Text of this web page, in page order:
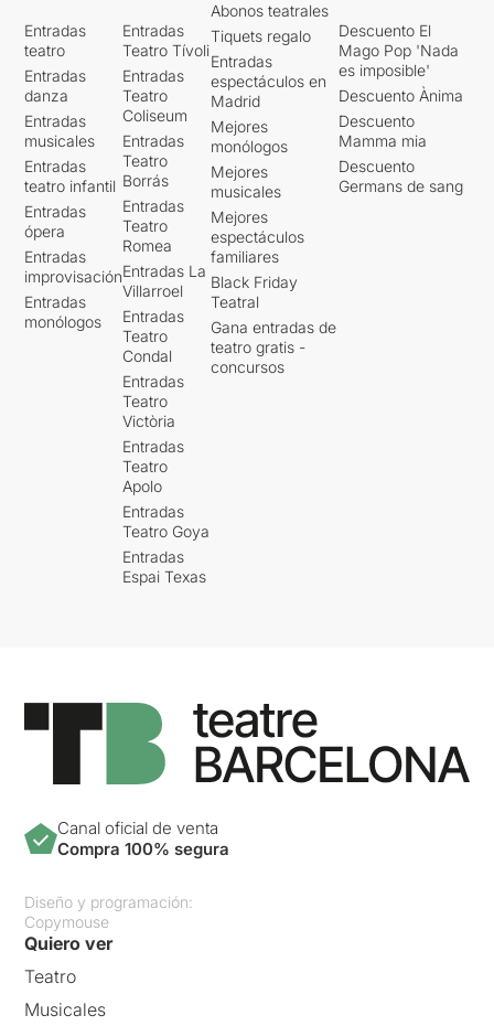
Entradas
teatro
Entradas
danza
Entradas
musicales
Entradas
teatro infantil
Entradas
ópera
Entradas
improvisación
Entradas
monólogos
Entradas
Teatro Tívoli
Entradas
Teatro
Coliseum
Entradas
Teatro
Borrás
Entradas
Teatro
Romea
Entradas La
Villarroel
Entradas
Teatro
Condal
Entradas
Teatro
Victòria
Entradas
Teatro
Apolo
Entradas
Teatro Goya
Entradas
Espai Texas
Abonos teatrales
Tiquets regalo
Entradas
espectáculos en
Madrid
Mejores
monólogos
Mejores
musicales
Mejores
espectáculos
familiares
Black Friday
Teatral
Gana entradas de
teatro gratis -
concursos
Descuento El
Mago Pop 'Nada
es imposible'
Descuento Ànima
Descuento
Mamma mia
Descuento
Germans de sang
Canal oficial de venta
Compra 100% segura
Diseño y programación:
Copymouse
Quiero ver
Teatro
Musicales